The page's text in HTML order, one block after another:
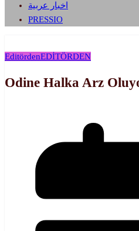
اخبار عربية
PRESSIO
EditördenEDİTÖRDEN
Odine Halka Arz